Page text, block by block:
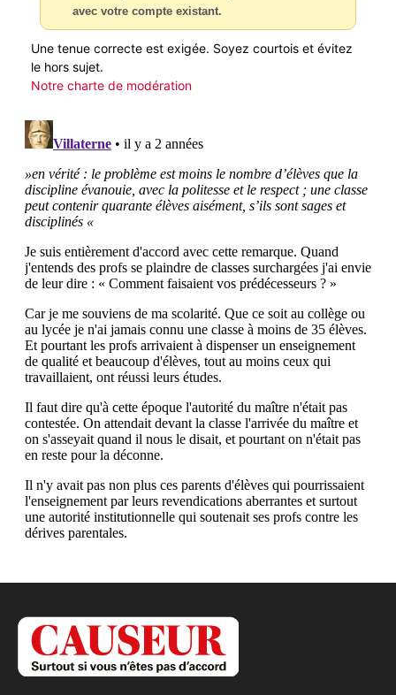
avec votre compte existant.
Une tenue correcte est exigée. Soyez courtois et évitez
le hors sujet.
Notre charte de modération